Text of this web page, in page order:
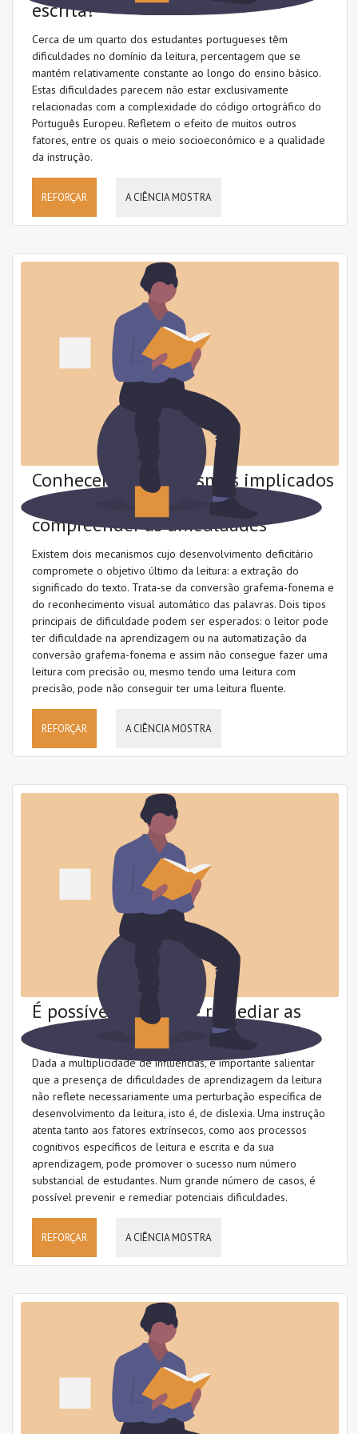
PARA USAR
VER TODOS
TAGS
Avaliação
Compreensão da leitura
Compreensão oral
Conhecimento das letras
Conhecimento lexical (vocabulário)
Conhecimento morfológico
Conhecimento sintático
Consciência fonológica
Desenvolvimento linguístico
Dificuldades de aprendizagem
Escrita (codificação)
Fluência
Fonologia
Princípio alfabético
Promoção da leitura
escrita?
Cerca de um quarto dos estudantes portugueses têm
dificuldades no domínio da leitura, percentagem que se
mantém relativamente constante ao longo do ensino básico.
Estas dificuldades parecem não estar exclusivamente
relacionadas com a complexidade do código ortográfico do
Português Europeu. Refletem o efeito de muitos outros
fatores, entre os quais o meio socioeconómico e a qualidade
da instrução.
REFORÇAR A CIÊNCIA MOSTRA
Conhecer os mecanismos implicados
na leitura é útil para detetar e
compreender as dificuldades
Existem dois mecanismos cujo desenvolvimento deficitário
compromete o objetivo último da leitura: a extração do
significado do texto. Trata-se da conversão grafema-fonema e
do reconhecimento visual automático das palavras. Dois tipos
principais de dificuldade podem ser esperados: o leitor pode
ter dificuldade na aprendizagem ou na automatização da
conversão grafema-fonema e assim não consegue fazer uma
leitura com precisão ou, mesmo tendo uma leitura com
precisão, pode não conseguir ter uma leitura fluente.
REFORÇAR A CIÊNCIA MOSTRA
É possível prevenir e remediar as
dificuldades!
Dada a multiplicidade de influências, é importante salientar
que a presença de dificuldades de aprendizagem da leitura
não reflete necessariamente uma perturbação específica de
desenvolvimento da leitura, isto é, de dislexia. Uma instrução
atenta tanto aos fatores extrínsecos, como aos processos
cognitivos específicos de leitura e escrita e da sua
aprendizagem, pode promover o sucesso num número
substancial de estudantes. Num grande número de casos, é
possível prevenir e remediar potenciais dificuldades.
REFORÇAR A CIÊNCIA MOSTRA